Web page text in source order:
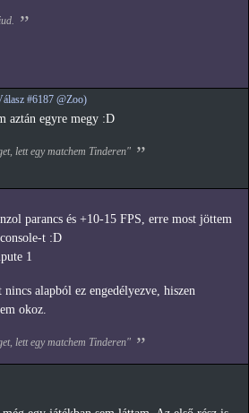
#6187 @Zoo)
aztán egyre megy :D
lett egy matchem Tinderen"
parancs és +10-15 FPS, erre most jöttem
t :D
1
alapból ez engedélyezve, hiszen
okoz.
lett egy matchem Tinderen"